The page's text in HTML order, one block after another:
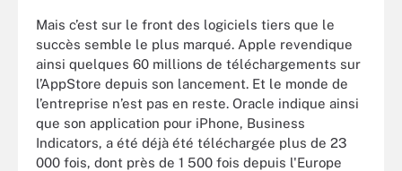
Mais c’est sur le front des logiciels tiers que le
succès semble le plus marqué. Apple revendique
ainsi quelques 60 millions de téléchargements sur
l’AppStore depuis son lancement. Et le monde de
l’entreprise n’est pas en reste. Oracle indique ainsi
que son application pour iPhone, Business
Indicators, a été déjà été téléchargée plus de 23
000 fois, dont près de 1 500 fois depuis l'Europe